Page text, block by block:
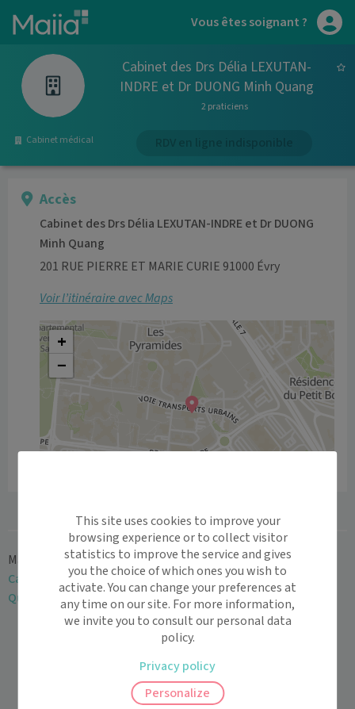
Aller au contenu principal Vous êtes soignant ?
Cabinet des Drs Délia LEXUTAN-
INDRE et Dr DUONG Minh Quang
2 praticiens
Cabinet médical
Accès
Cabinet des Drs Délia LEXUTAN-INDRE et Dr DUONG
Minh Quang
201 RUE PIERRE ET MARIE CURIE 91000 Évry
Voir l’itinéraire avec Maps
+
−
Maiia Cabinet médical>Île-de-France>Essonne>
Cabinet des Drs Délia LEXUTAN-INDRE et Dr DUONG Minh
Quang
This site uses cookies to improve your
browsing experience or to collect visitor
statistics to improve the service and gives
you the choice of which ones you wish to
activate. You can change your preferences at
any time on our site. For more information,
we invite you to consult our personal data
policy.
Personalize
Privacy policy